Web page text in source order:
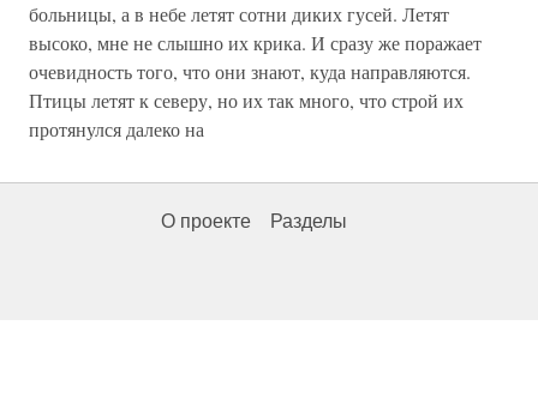
больницы, а в небе летят сотни диких гусей. Летят
высоко, мне не слышно их крика. И сразу же поражает
очевидность того, что они знают, куда направляются.
Птицы летят к северу, но их так много, что строй их
протянулся далеко на
О проекте Разделы